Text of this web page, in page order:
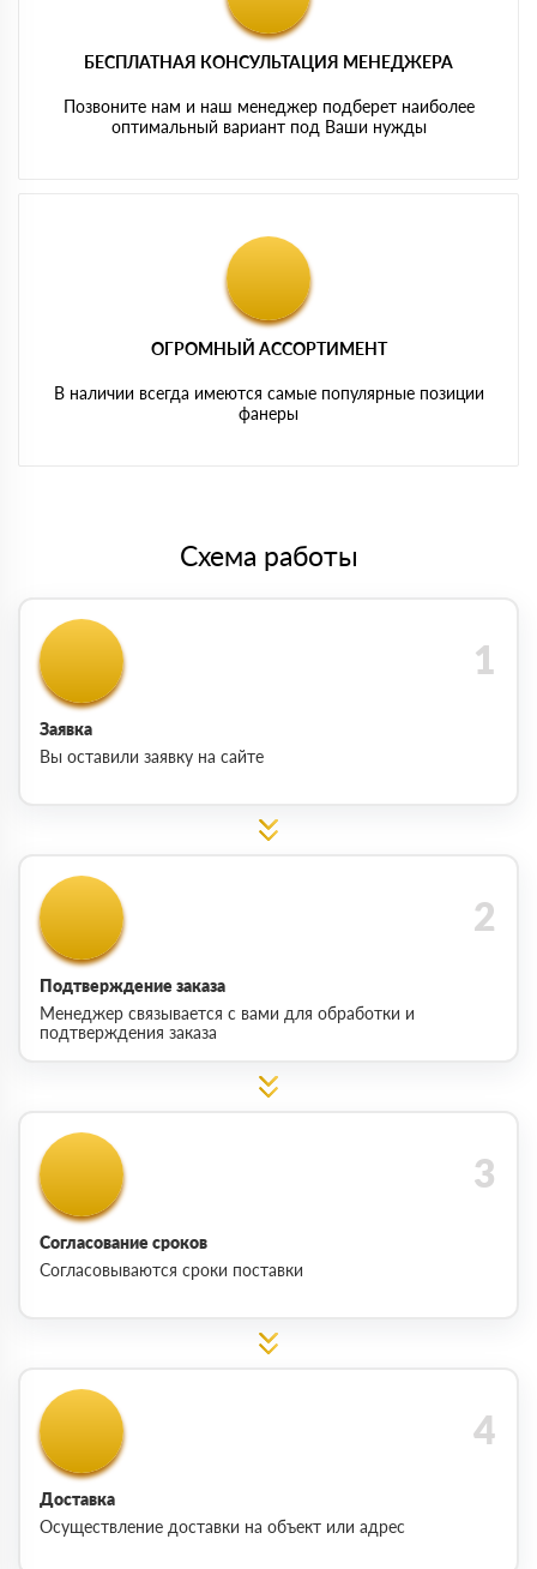
БЕСПЛАТНАЯ КОНСУЛЬТАЦИЯ МЕНЕДЖЕРА
Позвоните нам и наш менеджер подберет наиболее
оптимальный вариант под Ваши нужды
ОГРОМНЫЙ АССОРТИМЕНТ
В наличии всегда имеются самые популярные позиции
фанеры
Схема работы
Заявка
Вы оставили заявку на сайте
Подтверждение заказа
Менеджер связывается с вами для обработки и
подтверждения заказа
Согласование сроков
Согласовываются сроки поставки
Доставка
Осуществление доставки на объект или адрес